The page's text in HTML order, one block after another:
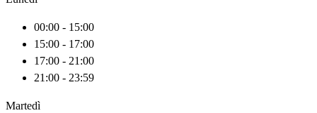
00:00 - 15:00
15:00 - 17:00
17:00 - 21:00
21:00 - 23:59
Martedì